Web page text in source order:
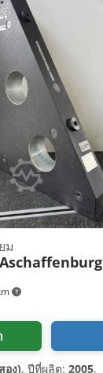
ม
อง), ปีที่ผลิต: 2005,